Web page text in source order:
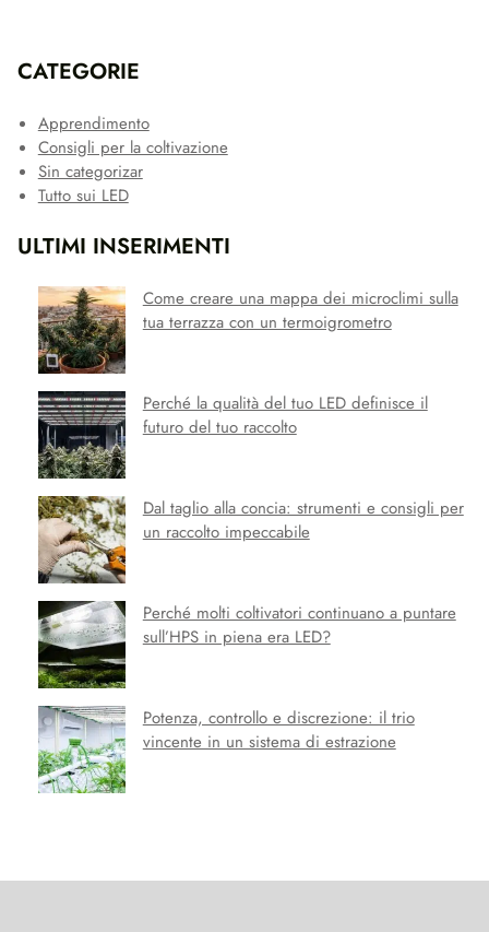
CATEGORIE
Apprendimento
Consigli per la coltivazione
Sin categorizar
Tutto sui LED
ULTIMI INSERIMENTI
Come creare una mappa dei microclimi sulla
tua terrazza con un termoigrometro
Perché la qualità del tuo LED definisce il
futuro del tuo raccolto
Dal taglio alla concia: strumenti e consigli per
un raccolto impeccabile
Perché molti coltivatori continuano a puntare
sull’HPS in piena era LED?
Potenza, controllo e discrezione: il trio
vincente in un sistema di estrazione